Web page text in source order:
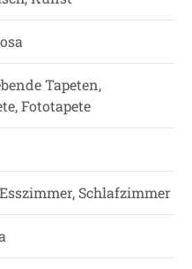
Tapeten,
Fototapete
Schlafzimmer